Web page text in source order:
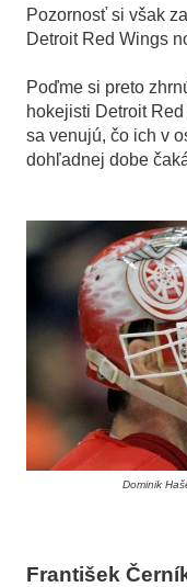
Pozornosť si však
Detroit Red Wings
Poďme si preto
hokejisti Detroit
sa venujú, čo ich v
dohľadnej dobe
Dominik
František